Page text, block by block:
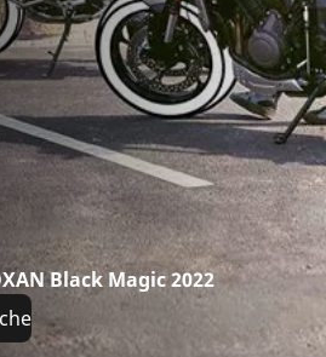
Black Magic 2022